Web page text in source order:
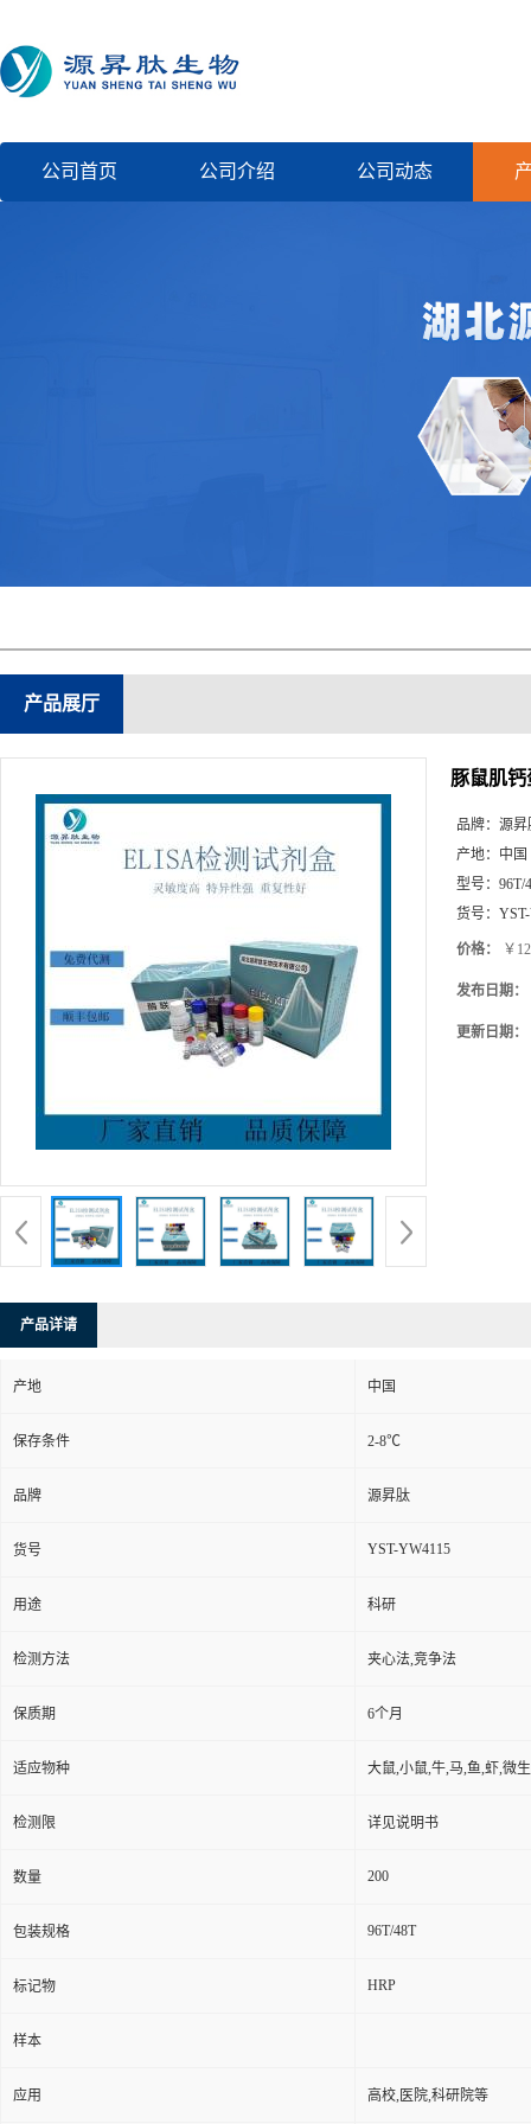
公司首页 公司介绍 公司动态
产品展厅
豚鼠肌
品牌： 源昇
产地： 中国
型号： 96T/
货号：
价格： ￥
发布日期：
更新日期：
产品详请
产地 中国
保存条件 2-8℃
品牌 源昇肽
货号 YST-YW4115
用途 科研
检测方法 夹心法,竞争法
保质期 6个月
适应物种 大鼠,小鼠,牛,马,鱼,虾,微
检测限 详见说明书
数量 200
包装规格 96T/48T
标记物 HRP
样本
应用 高校,医院,科研院等